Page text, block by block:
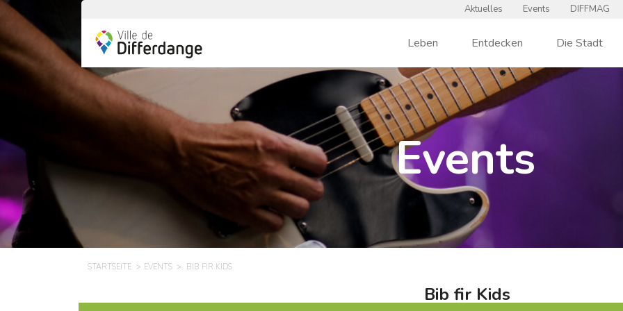
Aktuelles Events DIFFMAG
Leben Entdecken Die Stadt
Events
STARTSEITE EVENTS BIB FIR KIDS
Bib fir Kids